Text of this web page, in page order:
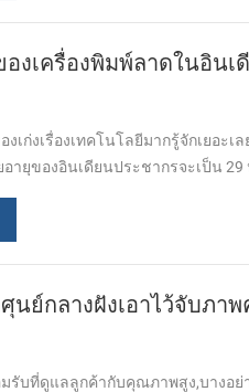
องเครื่องพิมพ์ลาดในอินเ
เก่งเรื่องเทคโนโลยีมากรู้จักเยอะ
อายุของอินเดียนประชากรจะเป็น 29
นย์กลางฝังเอาไว้จับภา
มรับที่ดูแลลูกค้ากับคุณภาพสูง,บางอ